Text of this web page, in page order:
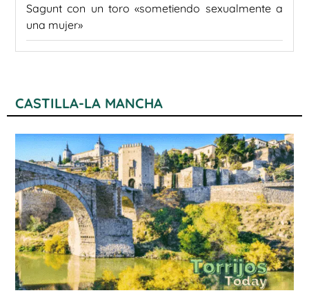
Sagunt con un toro «sometiendo sexualmente a
una mujer»
CASTILLA-LA MANCHA